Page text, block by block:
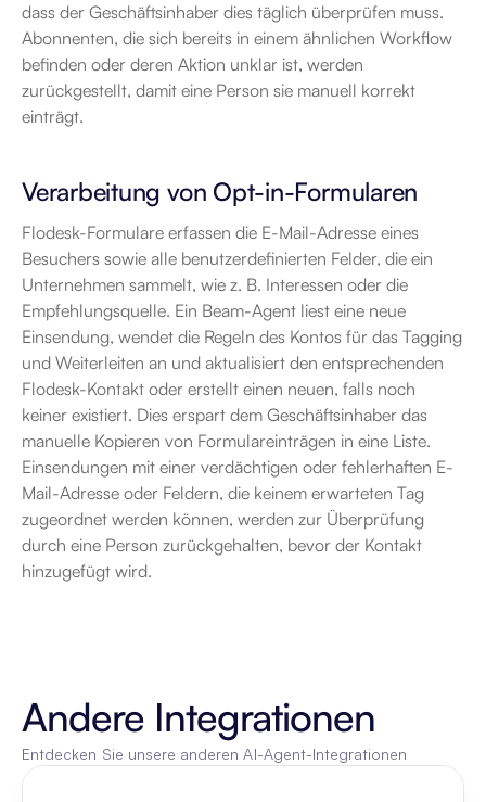
dass der Geschäftsinhaber dies täglich überprüfen muss.
Abonnenten, die sich bereits in einem ähnlichen Workflow
befinden oder deren Aktion unklar ist, werden
zurückgestellt, damit eine Person sie manuell korrekt
einträgt.
Verarbeitung von Opt-in-Formularen
Flodesk-Formulare erfassen die E-Mail-Adresse eines
Besuchers sowie alle benutzerdefinierten Felder, die ein
Unternehmen sammelt, wie z. B. Interessen oder die
Empfehlungsquelle. Ein Beam-Agent liest eine neue
Einsendung, wendet die Regeln des Kontos für das Tagging
und Weiterleiten an und aktualisiert den entsprechenden
Flodesk-Kontakt oder erstellt einen neuen, falls noch
keiner existiert. Dies erspart dem Geschäftsinhaber das
manuelle Kopieren von Formulareinträgen in eine Liste.
Einsendungen mit einer verdächtigen oder fehlerhaften E-
Mail-Adresse oder Feldern, die keinem erwarteten Tag
zugeordnet werden können, werden zur Überprüfung
durch eine Person zurückgehalten, bevor der Kontakt
hinzugefügt wird.
Andere Integrationen
Entdecken Sie unsere anderen AI-Agent-Integrationen